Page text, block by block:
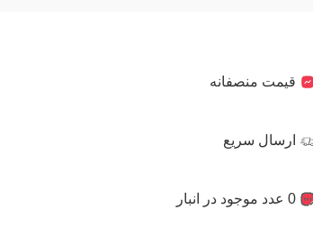
قیمت منصفانه
ارسال سریع
0 عدد موجود در انبار